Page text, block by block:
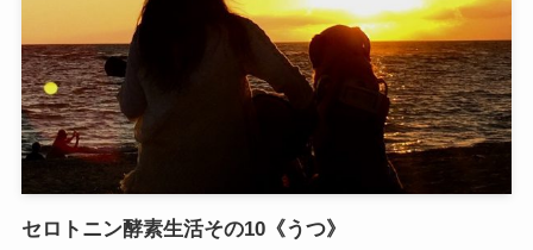
セロトニン酵素生活その10《うつ》